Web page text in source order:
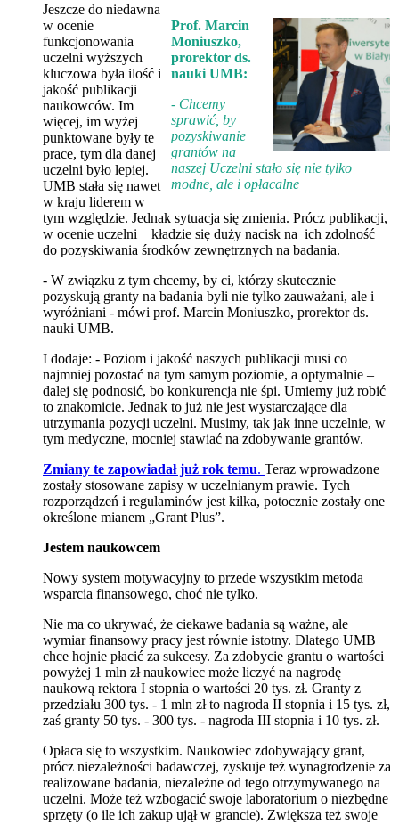
Prof. Marcin
Moniuszko,
prorektor ds.
nauki UMB:
- Chcemy
sprawić, by
pozyskiwanie
grantów na
naszej Uczelni stało się nie tylko
modne, ale i opłacalne
Jeszcze do niedawna
w ocenie
funkcjonowania
uczelni wyższych
kluczowa była ilość i
jakość publikacji
naukowców. Im
więcej, im wyżej
punktowane były te
prace, tym dla danej
uczelni było lepiej.
UMB stała się nawet
w kraju liderem w
tym względzie. Jednak sytuacja się zmienia. Prócz publikacji,
w ocenie uczelni kładzie się duży nacisk na ich zdolność
do pozyskiwania środków zewnętrznych na badania.
- W związku z tym chcemy, by ci, którzy skutecznie
pozyskują granty na badania byli nie tylko zauważani, ale i
wyróżniani - mówi prof. Marcin Moniuszko, prorektor ds.
nauki UMB.
I dodaje: - Poziom i jakość naszych publikacji musi co
najmniej pozostać na tym samym poziomie, a optymalnie –
dalej się podnosić, bo konkurencja nie śpi. Umiemy już robić
to znakomicie. Jednak to już nie jest wystarczające dla
utrzymania pozycji uczelni. Musimy, tak jak inne uczelnie, w
tym medyczne, mocniej stawiać na zdobywanie grantów.
Zmiany te zapowiadał już rok temu. Teraz wprowadzone
zostały stosowane zapisy w uczelnianym prawie. Tych
rozporządzeń i regulaminów jest kilka, potocznie zostały one
określone mianem „Grant Plus”.
Jestem naukowcem
Nowy system motywacyjny to przede wszystkim metoda
wsparcia finansowego, choć nie tylko.
Nie ma co ukrywać, że ciekawe badania są ważne, ale
wymiar finansowy pracy jest równie istotny. Dlatego UMB
chce hojnie płacić za sukcesy. Za zdobycie grantu o wartości
powyżej 1 mln zł naukowiec może liczyć na nagrodę
naukową rektora I stopnia o wartości 20 tys. zł. Granty z
przedziału 300 tys. - 1 mln zł to nagroda II stopnia i 15 tys. zł,
zaś granty 50 tys. - 300 tys. - nagroda III stopnia i 10 tys. zł.
Opłaca się to wszystkim. Naukowiec zdobywający grant,
prócz niezależności badawczej, zyskuje też wynagrodzenie za
realizowane badania, niezależne od tego otrzymywanego na
uczelni. Może też wzbogacić swoje laboratorium o niezbędne
sprzęty (o ile ich zakup ujął w grancie). Zwiększa też swoje